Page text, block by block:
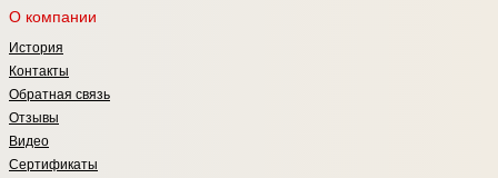
О компании
История
Контакты
Обратная связь
Отзывы
Видео
Сертификаты